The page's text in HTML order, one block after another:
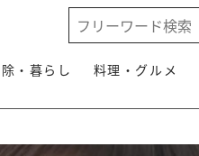
・暮らし 料理・グルメ